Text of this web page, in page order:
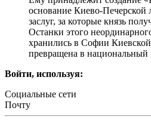
основание Киево-
заслуг, за которые князь
Останки этого
хранились в Софии
превращена в национальный
Войти, используя:
Социальные сети
Почту